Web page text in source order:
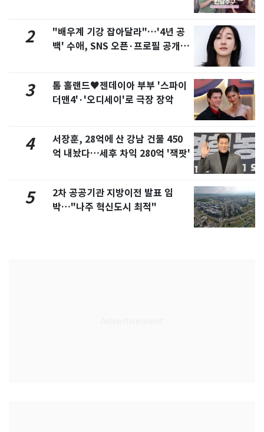
2
"배우계 기강 잡아달라"…'4년 공
백' 수애, SNS 오픈·프로필 공개
3
톰 홀랜드♥젠데이아 부부 '스파이
더맨4'·'오디세이'로 극장 장악
4
서장훈, 28억에 산 강남 건물 450
억 내놨다…세후 차익 280억 '잭팟'
5
2차 공공기관 지방이전 발표 임
박…"나주 혁신도시 최적"